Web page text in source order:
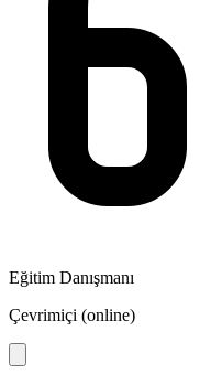
Eğitim Danışmanı
Çevrimiçi (online)